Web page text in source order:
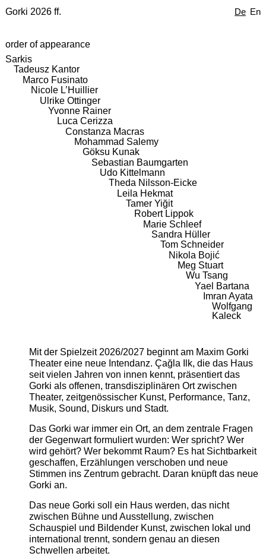
De En
Gorki 2026 ff.
order of appearance
Sarkis
Tadeusz Kantor
Marco Fusinato
Nicole L’Huillier
Ulrike Ottinger
Yvonne Rainer
Luca Cerizza
Constanza Macras
Mohammad Salemy
Göksu Kunak
Sebastian Baumgarten
Udo Kittelmann
Theda Nilsson-Eicke
Leila Hekmat
Tamer Yiğit
Robert Lippok
Marie Schleef
Sandra Hüller
Tom Schneider
Nikola Bojić
Meg Stuart
Wu Tsang
Yael Bartana
Imran Ayata
Wolfgang
Kaleck
Mit der Spielzeit 2026/2027 beginnt am Maxim Gorki
Theater eine neue Intendanz. Çağla Ilk, die das Haus
seit vielen Jahren von innen kennt, präsentiert das
Gorki als offenen, transdisziplinären Ort zwischen
Theater, zeitgenössischer Kunst, Performance, Tanz,
Musik, Sound, Diskurs und Stadt.
Das Gorki war immer ein Ort, an dem zentrale Fragen
der Gegenwart formuliert wurden: Wer spricht? Wer
wird gehört? Wer bekommt Raum? Es hat Sichtbarkeit
geschaffen, Erzählungen verschoben und neue
Stimmen ins Zentrum gebracht. Daran knüpft das neue
Gorki an.
Das neue Gorki soll ein Haus werden, das nicht
zwischen Bühne und Ausstellung, zwischen
Schauspiel und Bildender Kunst, zwischen lokal und
international trennt, sondern genau an diesen
Schwellen arbeitet.